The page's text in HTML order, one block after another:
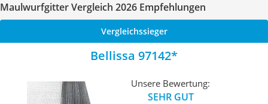
Maulwurfgitter Vergleich 2026 Empfehlungen
Vergleichssieger
Bellissa 97142
Unsere Bewertung:
SEHR GUT